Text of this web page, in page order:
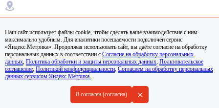
15.12.2024
Анастасия В.
Проходя лечение от алкогольной зависимости у Вероники
Кирилловны, я не только избавилась от пагубной привычки,
Наш сайт использует файлы cookie, чтобы сделать ваше взаимодействие с ним
максимально удобным. Для аналитики посещаемости подключён сервис
«Яндекс.Метрика». Продолжая использовать сайт, вы даёте согласие на обработку
персональных данных в соответствии с Согласие на обработку персональных
данных, Политика обработки и защиты персональных данных, Пользовательское
соглашение, Политикой конфиденциальности, Согласием на обработку персональных
данных сервисом Яндекс Метрика.
Я согласен (согласна) +